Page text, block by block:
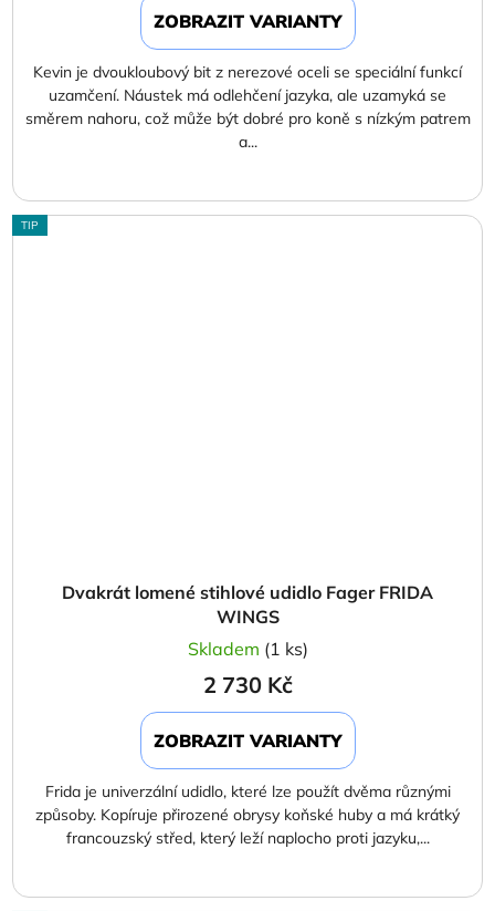
ZOBRAZIT VARIANTY
Kevin je dvoukloubový bit z nerezové oceli se speciální funkcí
uzamčení. Náustek má odlehčení jazyka, ale uzamyká se
směrem nahoru, což může být dobré pro koně s nízkým patrem
a...
TIP
Dvakrát lomené stihlové udidlo Fager FRIDA
WINGS
Skladem (1 ks)
2 730 Kč
ZOBRAZIT VARIANTY
Frida je univerzální udidlo, které lze použít dvěma různými
způsoby. Kopíruje přirozené obrysy koňské huby a má krátký
francouzský střed, který leží naplocho proti jazyku,...